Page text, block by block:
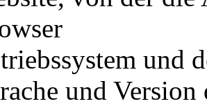
und
und